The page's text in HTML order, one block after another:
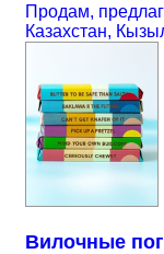
Продам,
Казахстан,
Вилочные